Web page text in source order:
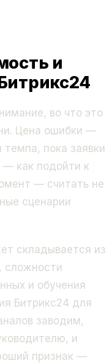
и
во что это
Цена ошибки —
темпа, пока заявки
как подойти к
— считать не
сценарии
складывается из
сложности
и обучения
Битрикс24 для
заводим,
и
признак —